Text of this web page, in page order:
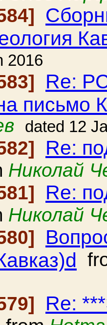
2016
Re:
письмо
dated 12
Re:
Николай
Re:
Николай
Re: